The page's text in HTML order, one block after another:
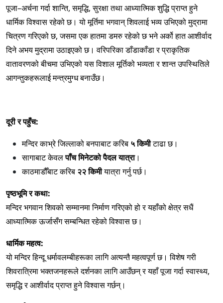
पूजा–अर्चना गर्दा शान्ति, समृद्धि, सुरक्षा तथा आध्यात्मिक शुद्धि प्राप्त हुने
धार्मिक विश्वास रहेको छ। यो मूर्तिमा भगवान् शिवलाई भव्य उभिएको मुद्रामा
चित्रण गरिएको छ, जसमा एक हातमा डमरु रहेको छ भने अर्को हात आशीर्वाद
दिने अभय मुद्रामा उठाइएको छ। वरिपरिका डाँडाकाँडा र प्राकृतिक
वातावरणको बीचमा उभिएको यस विशाल मूर्तिको भव्यता र शान्त उपस्थितिले
आगन्तुकहरूलाई मन्त्रमुग्ध बनाउँछ।
दूरी र पहुँच:
मन्दिर काभ्रे जिल्लाको बनपाबाट करिब ५ किमीटाढा छ।
सागाबाट केवलपाँच मिनेटको पैदल यात्रा।
काठमाडौँबाट करिब २२ किमीयात्रा गर्नु पर्छ।
पृष्ठभूमि र कथा:
मन्दिर भगवान शिवको सम्मानमा निर्माण गरिएको हो र यहाँको क्षेत्र सधैं
आध्यात्मिक ऊर्जासँग सम्बन्धित रहेको विश्वास छ।
धार्मिक महत्व:
यो मन्दिर हिन्दू धर्मावलम्बीहरूका लागि अत्यन्तै महत्वपूर्ण छ। विशेष गरी
शिवरात्रिमा भक्तजनहरूले दर्शनका लागि आउँछन् र यहाँ पूजा गर्दा स्वास्थ्य,
समृद्धि र आशीर्वाद प्राप्त हुने विश्वास गर्छन्।